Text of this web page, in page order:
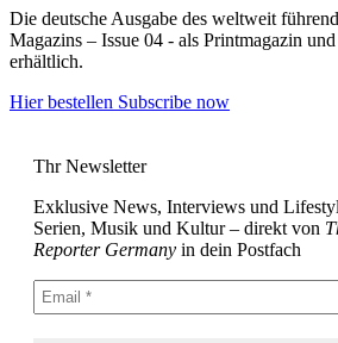
Die deutsche Ausgabe des weltweit
Magazins – Issue 04 - als Printmagazin
erhältlich.
Hier bestellen Subscribe now
Thr Newsletter
Exklusive News, Interviews und
Serien, Musik und Kultur – direkt von
Reporter Germany in dein Postfach